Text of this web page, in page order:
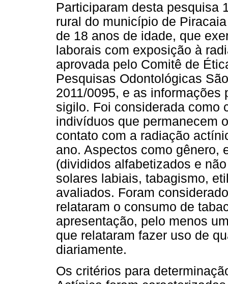
Participaram desta pesquisa
rural do município de
de 18 anos de idade, que
laborais com exposição à
aprovada pelo Comitê de
Pesquisas Odontológicas
2011/0095, e as
sigilo. Foi considerada como
indivíduos que permanecem
contato com a radiação
ano. Aspectos como gênero,
(divididos alfabetizados e
solares labiais, tabagismo,
avaliados. Foram
relataram o consumo de
apresentação, pelo menos
que relataram fazer uso de
diariamente.
Os critérios para